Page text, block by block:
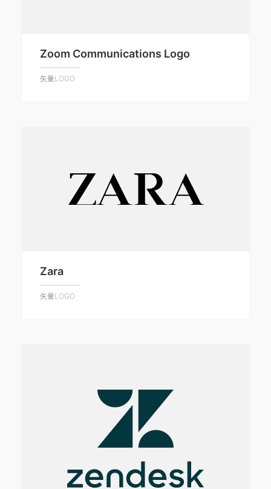
Zoom Communications Logo
矢量LOGO
Zara
矢量LOGO